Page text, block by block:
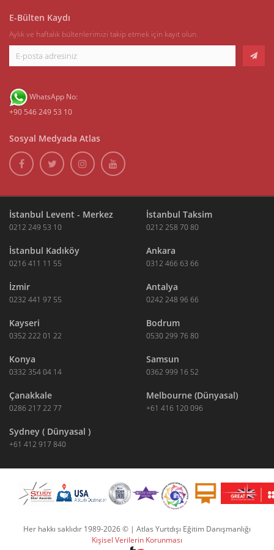
E-Bülten Kaydı
Aylık ve haftalık bültenlerimizi takip etmek için kayıt olun.
WhatsApp No:
+90 546 249 53 10
Sosyal Medyada Atlas
İstanbul Levent - Merkez
0212 249 53 10
İstanbul Taksim
0212 258 70 80
İstanbul Kadıköy
0216 411 11 55
Ankara
0312 466 63 66
İzmir
0232 441 97 55
Antalya
0242 248 96 66
Kayseri
0352 222 01 22
Bodrum
0530 299 76 80
Konya
0332 354 04 14
Samsun
0362 999 16 52
Çanakkale
0286 217 22 77
Melbourne (Dünyasal)
+61 416 120 096
Sydney ( Dünyasal )
+61 412 917 840
Her hakkı saklıdır 1989-2026 © | Atlas Yurtdışı Eğitim Danışmanlığı
Kişisel Verilerin Korunması